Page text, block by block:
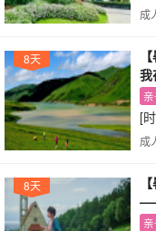
成
8天
我
也
[
成
8天
日